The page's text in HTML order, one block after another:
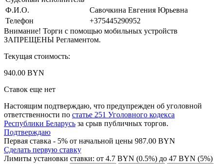
Ф.И.О.
Савочкина Евгения Юрьевна
Телефон
+375445290952
Внимание! Торги с помощью мобильных устройств
ЗАПРЕЩЕНЫ Регламентом.
Текущая стоимость:
940.00 BYN
Ставок еще нет
Настоящим подтверждаю, что предупрежден об уголовной
ответственности по статье 251 Уголовного кодекса
Республики Беларусь за срыв публичных торгов.
Подтверждаю
Первая ставка - 5% от начальной цены 987.00 BYN
Сделать первую ставку
Лимиты установки ставки: от 4.7 BYN (0.5%) до 47 BYN (5%)